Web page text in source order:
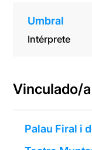
Umbral
Intérprete
Vinculado/
Palau Firal i